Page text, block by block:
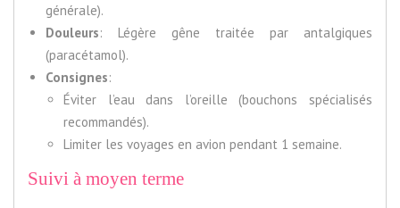
générale).
Douleurs: Légère gêne traitée par antalgiques
(paracétamol).
Consignes:
Éviter l’eau dans l’oreille (bouchons spécialisés
recommandés).
Limiter les voyages en avion pendant 1 semaine.
Suivi à moyen terme